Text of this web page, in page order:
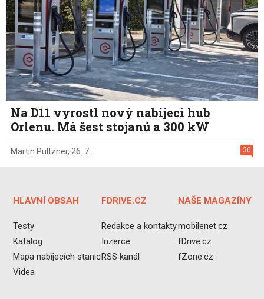
Na D11 vyrostl nový nabíjecí hub
Orlenu. Má šest stojanů a 300 kW
30
Martin Pultzner, 26. 7.
HLAVNÍ OBSAH
Testy
Katalog
Mapa nabíjecích stanic
Videa
FDRIVE.CZ
Redakce a kontakty
Inzerce
RSS kanál
NAŠE MAGAZÍNY
mobilenet.cz
fDrive.cz
fZone.cz